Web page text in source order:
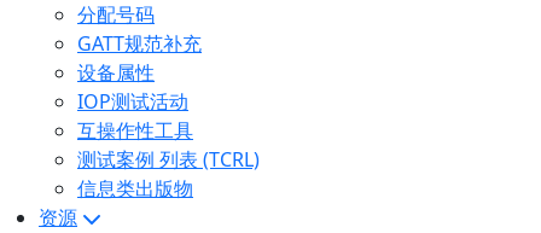
分配号码
GATT规范补充
设备属性
IOP测试活动
互操作性工具
测试案例 列表 (TCRL)
信息类出版物
资源